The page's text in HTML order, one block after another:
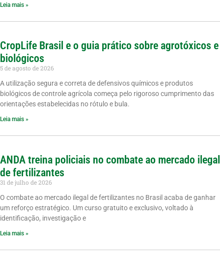
Leia mais »
CropLife Brasil e o guia prático sobre agrotóxicos e
biológicos
5 de agosto de 2026
A utilização segura e correta de defensivos químicos e produtos
biológicos de controle agrícola começa pelo rigoroso cumprimento das
orientações estabelecidas no rótulo e bula.
Leia mais »
ANDA treina policiais no combate ao mercado ilegal
de fertilizantes
31 de julho de 2026
O combate ao mercado ilegal de fertilizantes no Brasil acaba de ganhar
um reforço estratégico. Um curso gratuito e exclusivo, voltado à
identificação, investigação e
Leia mais »